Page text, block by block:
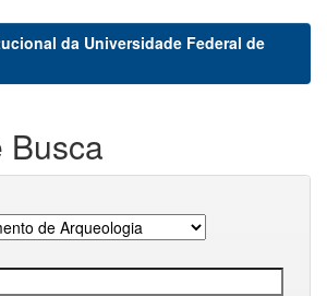
da Universidade Federal de
Busca